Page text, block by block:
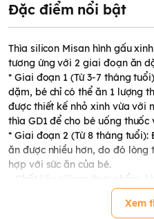
Đặc điểm nổi bật
Thìa silicon Misan hình gấu
tương ứng với 2 giai đoạn ăn
* Giai đoạn 1 (Từ 3-7 tháng
dặm, bé chỉ có thể ăn 1 lượng
được thiết kế nhỏ xinh vừa với
thìa GD1 để cho bé uống
* Giai đoạn 2 (Từ 8 tháng
ăn được nhiều hơn, do đó
hợp với sức ăn của bé.
- Chất liệu silicon thực phẩm,
- Đầu thìa bo viền mềm mạiXem